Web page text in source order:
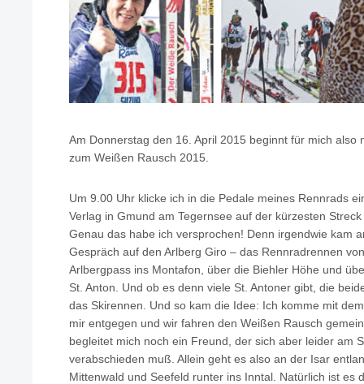
Am Donnerstag den 16. April 2015 beginnt für mich also
zum Weißen Rausch 2015.
Um 9.00 Uhr klicke ich in die Pedale meines Rennrads
Verlag in Gmund am Tegernsee auf der kürzesten
Genau das habe ich versprochen! Denn irgendwie kam
Gespräch auf den Arlberg Giro – das Rennradrennen
Arlbergpass ins Montafon, über die Biehler Höhe und
St. Anton. Und ob es denn viele St. Antoner gibt, die
das Skirennen. Und so kam die Idee: Ich komme mit
mir entgegen und wir fahren den Weißen Rausch
begleitet mich noch ein Freund, der sich aber leider am
verabschieden muß. Allein geht es also an der Isar
Mittenwald und Seefeld runter ins Inntal. Natürlich ist es